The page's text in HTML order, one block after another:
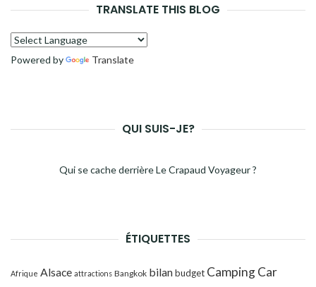
TRANSLATE THIS BLOG
Powered by Translate
QUI SUIS-JE?
Qui se cache derrière Le Crapaud Voyageur ?
ÉTIQUETTES
Afrique Alsace attractions Bangkok bilanbudget Camping Car